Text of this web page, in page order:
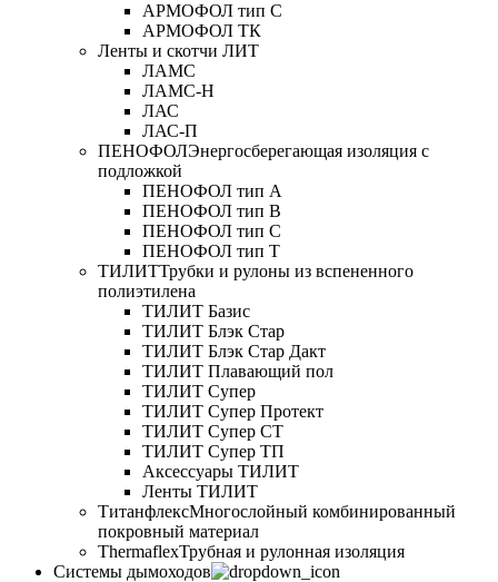
АРМОФОЛ тип C
АРМОФОЛ ТК
Ленты и скотчи ЛИТ
ЛАМС
ЛАМС-Н
ЛАС
ЛАС-П
ПЕНОФОЛЭнергосберегающая изоляция с
подложкой
ПЕНОФОЛ тип А
ПЕНОФОЛ тип B
ПЕНОФОЛ тип C
ПЕНОФОЛ тип T
ТИЛИТТрубки и рулоны из вспененного
полиэтилена
ТИЛИТ Базис
ТИЛИТ Блэк Стар
ТИЛИТ Блэк Стар Дакт
ТИЛИТ Плавающий пол
ТИЛИТ Супер
ТИЛИТ Супер Протект
ТИЛИТ Супер СТ
ТИЛИТ Супер ТП
Аксессуары ТИЛИТ
Ленты ТИЛИТ
ТитанфлексМногослойный комбинированный
покровный материал
ThermaflexТрубная и рулонная изоляция
Cистемы дымоходов